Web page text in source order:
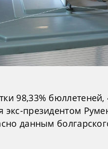
98,33%
экс-президентом
данным